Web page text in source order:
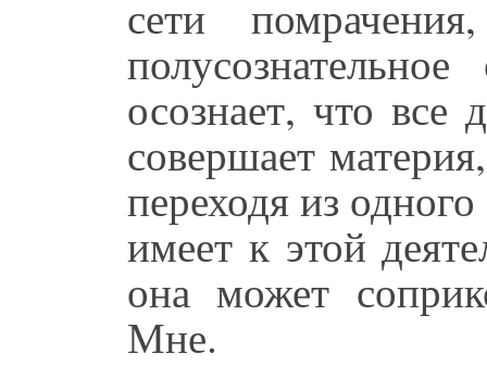
сети
осознает, что
совершает
переходя из
имеет к этой
она может
Мне.